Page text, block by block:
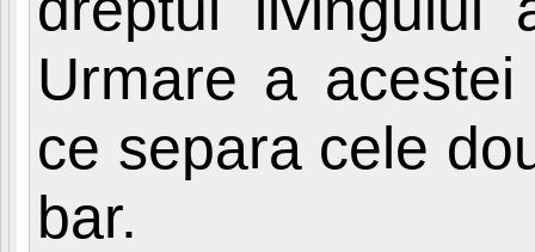
Urmare a
ce separa cele
bar.